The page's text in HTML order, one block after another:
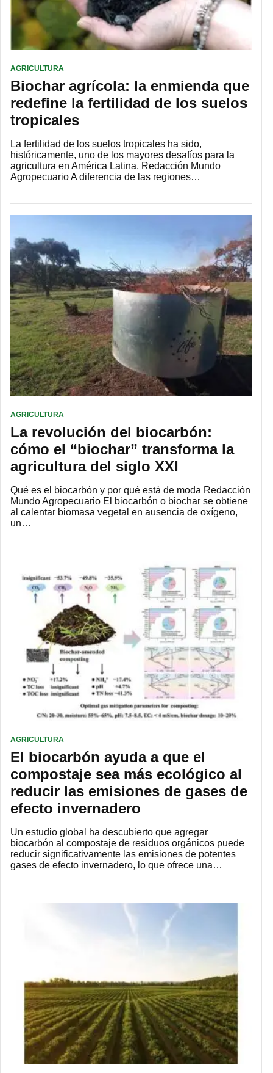
AGRICULTURA
Biochar agrícola: la enmienda que
redefine la fertilidad de los suelos
tropicales
La fertilidad de los suelos tropicales ha sido,
históricamente, uno de los mayores desafíos para la
agricultura en América Latina. Redacción Mundo
Agropecuario A diferencia de las regiones…
AGRICULTURA
La revolución del biocarbón:
cómo el “biochar” transforma la
agricultura del siglo XXI
Qué es el biocarbón y por qué está de moda Redacción
Mundo Agropecuario El biocarbón o biochar se obtiene
al calentar biomasa vegetal en ausencia de oxígeno,
un…
AGRICULTURA
El biocarbón ayuda a que el
compostaje sea más ecológico al
reducir las emisiones de gases de
efecto invernadero
Un estudio global ha descubierto que agregar
biocarbón al compostaje de residuos orgánicos puede
reducir significativamente las emisiones de potentes
gases de efecto invernadero, lo que ofrece una…